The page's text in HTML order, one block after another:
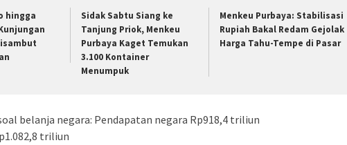
hingga
Sidak Sabtu Siang ke
Tanjung Priok, Menkeu
Purbaya Kaget Temukan
3.100 Kontainer
Menumpuk
​Menkeu Purbaya: Stabilisasi
Rupiah Bakal Redam Gejolak
Harga Tahu-Tempe di Pasar
belanja negara: Pendapatan negara Rp918,4 triliun
triliun